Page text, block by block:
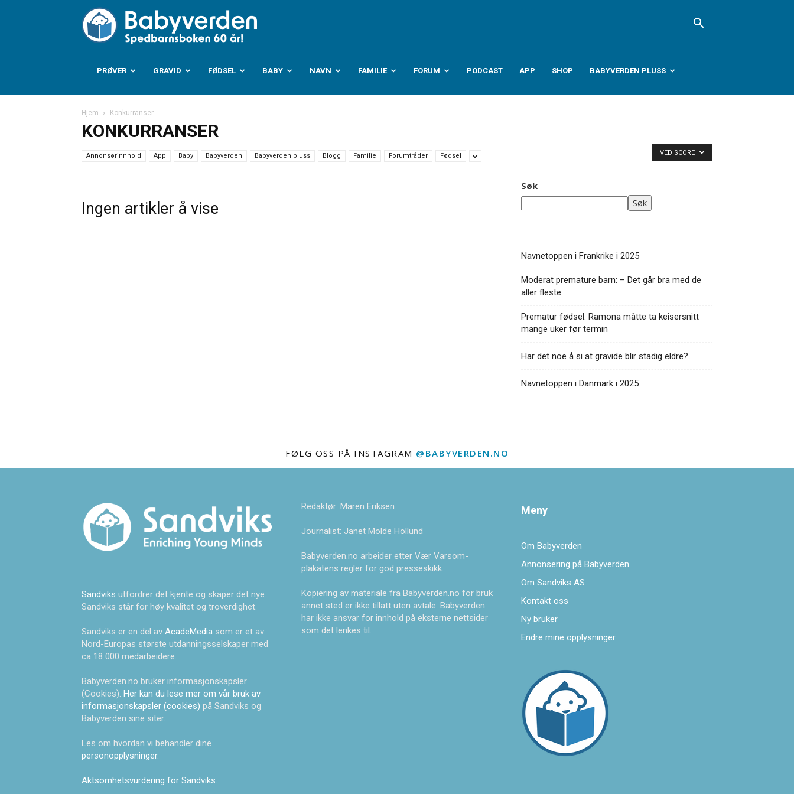
Babyverden.no
PRØVER GRAVID FØDSEL BABY NAVN FAMILIE FORUM PODCAST APP SHOP BABYVERDEN PLUSS
Hjem Konkurranser
KONKURRANSER
Annonsørinnhold App Baby Babyverden Babyverden pluss Blogg Familie Forumtråder Fødsel VED SCORE
Ingen artikler å vise
Søk
Søk
Navnetoppen i Frankrike i 2025
Moderat premature barn: – Det går bra med de
aller fleste
Prematur fødsel: Ramona måtte ta keisersnitt
mange uker før termin
Har det noe å si at gravide blir stadig eldre?
Navnetoppen i Danmark i 2025
FØLG OSS PÅ INSTAGRAM @BABYVERDEN.NO
Sandviks utfordrer det kjente og skaper det nye.
Sandviks står for høy kvalitet og troverdighet.
Sandviks er en del av AcadeMedia som er et av
Nord-Europas største utdanningsselskaper med
ca 18 000 medarbeidere.
Babyverden.no bruker informasjonskapsler
(Cookies). Her kan du lese mer om vår bruk av
informasjonskapsler (cookies) på Sandviks og
Babyverden sine siter.
Les om hvordan vi behandler dine
personopplysninger.
Aktsomhetsvurdering for Sandviks.
Redaktør: Maren Eriksen
Journalist: Janet Molde Hollund
Babyverden.no arbeider etter Vær Varsom-
plakatens regler for god presseskikk.
Kopiering av materiale fra Babyverden.no for bruk
annet sted er ikke tillatt uten avtale. Babyverden
har ikke ansvar for innhold på eksterne nettsider
som det lenkes til.
Meny
Om Babyverden
Annonsering på Babyverden
Om Sandviks AS
Kontakt oss
Ny bruker
Endre mine opplysninger